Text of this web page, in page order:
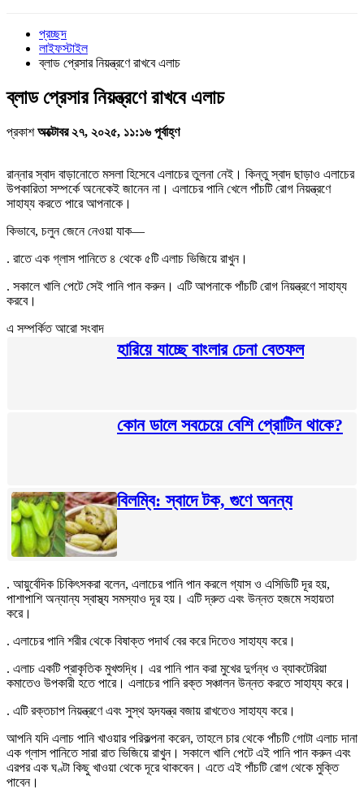
প্রচ্ছদ
লাইফস্টাইল
ব্লাড প্রেসার নিয়ন্ত্রণে রাখবে এলাচ
ব্লাড প্রেসার নিয়ন্ত্রণে রাখবে এলাচ
প্রকাশঅক্টোবর ২৭, ২০২৫, ১১:১৬ পূর্বাহ্ণ
রান্নার স্বাদ বাড়ানোতে মসলা হিসেবে এলাচের তুলনা নেই। কিন্তু স্বাদ ছাড়াও এলাচের
উপকারিতা সম্পর্কে অনেকেই জানেন না। এলাচের পানি খেলে পাঁচটি রোগ নিয়ন্ত্রণে
সাহায্য করতে পারে আপনাকে।
কিভাবে, চলুন জেনে নেওয়া যাক—
. রাতে এক গ্লাস পানিতে ৪ থেকে ৫টি এলাচ ভিজিয়ে রাখুন।
. সকালে খালি পেটে সেই পানি পান করুন। এটি আপনাকে পাঁচটি রোগ নিয়ন্ত্রণে সাহায্য
করবে।
এ সম্পর্কিত আরো সংবাদ
হারিয়ে যাচ্ছে বাংলার চেনা বেতফল
কোন ডালে সবচেয়ে বেশি প্রোটিন থাকে?
বিলম্বি: স্বাদে টক, গুণে অনন্য
. আয়ুর্বেদিক চিকিৎসকরা বলেন, এলাচের পানি পান করলে গ্যাস ও এসিডিটি দূর হয়,
পাশাপাশি অন্যান্য স্বাস্থ্য সমস্যাও দূর হয়। এটি দ্রুত এবং উন্নত হজমে সহায়তা
করে।
. এলাচের পানি শরীর থেকে বিষাক্ত পদার্থ বের করে দিতেও সাহায্য করে।
. এলাচ একটি প্রাকৃতিক মুখশুদ্ধি। এর পানি পান করা মুখের দুর্গন্ধ ও ব্যাকটেরিয়া
কমাতেও উপকারী হতে পারে। এলাচের পানি রক্ত সঞ্চালন উন্নত করতে সাহায্য করে।
. এটি রক্তচাপ নিয়ন্ত্রণে এবং সুস্থ হৃদযন্ত্র বজায় রাখতেও সাহায্য করে।
আপনি যদি এলাচ পানি খাওয়ার পরিকল্পনা করেন, তাহলে চার থেকে পাঁচটি গোটা এলাচ দানা
এক গ্লাস পানিতে সারা রাত ভিজিয়ে রাখুন। সকালে খালি পেটে এই পানি পান করুন এবং
এরপর এক ঘণ্টা কিছু খাওয়া থেকে দূরে থাকবেন। এতে এই পাঁচটি রোগ থেকে মুক্তি
পাবেন।